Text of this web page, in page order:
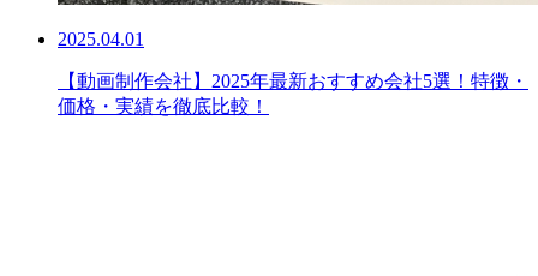
2025.04.01
【動画制作会社】2025年最新おすすめ会社5選！特徴・
価格・実績を徹底比較！